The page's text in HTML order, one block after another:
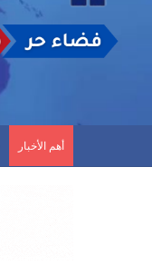
أهم الأخبار